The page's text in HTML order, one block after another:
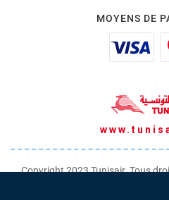
MOYENS DE
Copyright 2023 Tunisair. Tous